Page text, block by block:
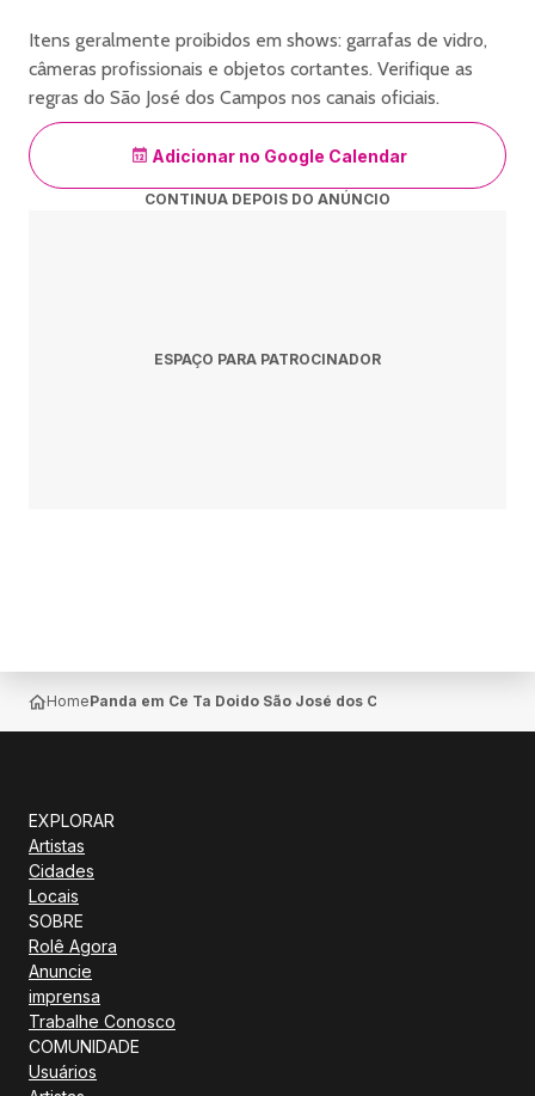
campos
Itens geralmente proibidos em shows: garrafas de vidro,
câmeras profissionais e objetos cortantes. Verifique as
regras do São José dos Campos nos canais oficiais.
Adicionar no Google Calendar
CONTINUA DEPOIS DO ANÚNCIO
ESPAÇO PARA PATROCINADOR
HomePanda em Ce Ta Doido São José dos Campos SP sábado
EXPLORAR
Artistas
Cidades
Locais
SOBRE
Rolê Agora
Anuncie
imprensa
Trabalhe Conosco
COMUNIDADE
Usuários